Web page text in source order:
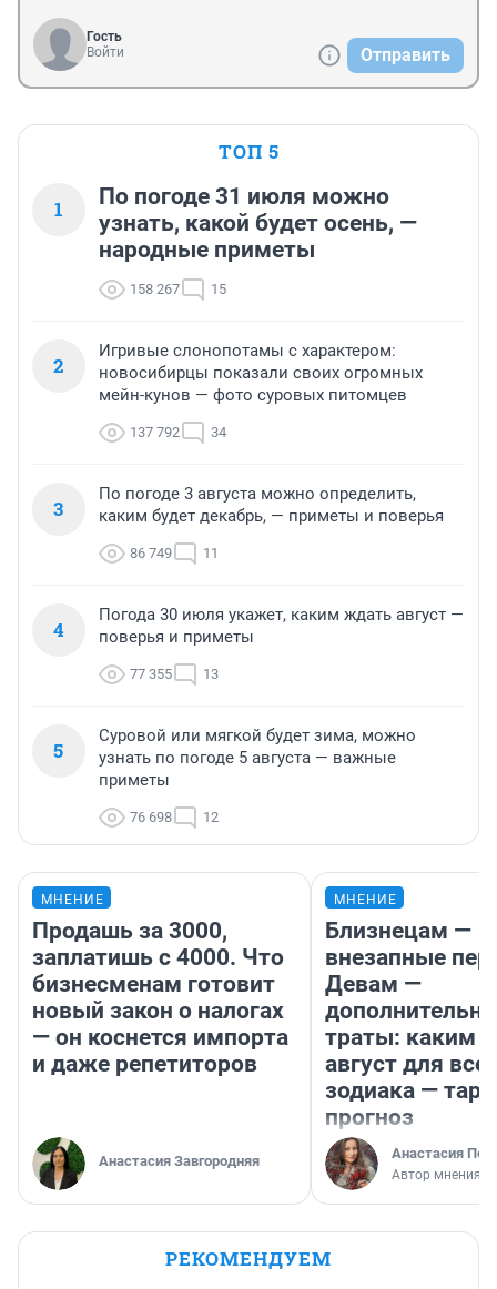
Гость
Войти
Отправить
ТОП 5
1
По погоде 31 июля можно
узнать, какой будет осень, —
народные приметы
158 267 15
2
Игривые слонопотамы с характером:
новосибирцы показали своих огромных
мейн-кунов — фото суровых питомцев
137 792 34
3
По погоде 3 августа можно определить,
каким будет декабрь, — приметы и поверья
86 749 11
4
Погода 30 июля укажет, каким ждать август —
поверья и приметы
77 355 13
5
Суровой или мягкой будет зима, можно
узнать по погоде 5 августа — важные
приметы
76 698 12
МНЕНИЕ
Продашь за 3000,
заплатишь с 4000. Что
бизнесменам готовит
новый закон о налогах
— он коснется импорта
и даже репетиторов
Анастасия Завгородняя
МНЕНИЕ
Близнецам —
внезапные
Девам —
траты: каким
август для
зодиака —
прогноз
Анастасия
Автор мнения
РЕКОМЕНДУЕМ